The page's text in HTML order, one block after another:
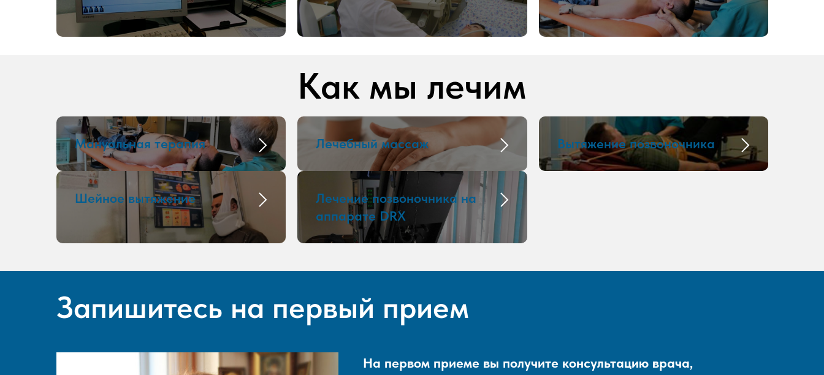
Как мы лечим
Мануальная терапия Лечебный массаж Вытяжение позвоночника
Шейное вытяжение
Лечение позвоночника на
аппарате DRX
Запишитесь на первый прием
На первом приеме вы получите консультацию врача,